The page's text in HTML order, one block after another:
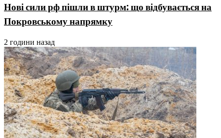
Нові сили рф пішли в штурм: що відбувається на
Покровському напрямку
2 години назад